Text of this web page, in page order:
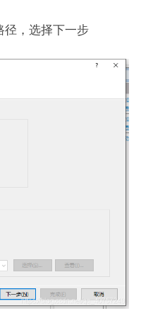
径，选择下一步